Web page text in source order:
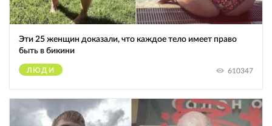
Эти 25 женщин доказали, что каждое тело имеет право
быть в бикини
ЛЮДИ 610347